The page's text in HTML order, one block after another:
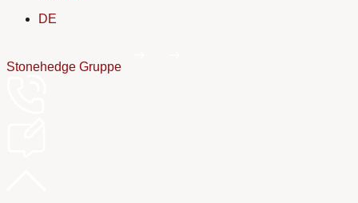
DE
Stonehedge Gruppe